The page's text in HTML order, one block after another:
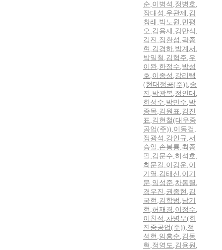
순,이병석 ,정병호,
장대성 ,우관제 ,김
창래 ,박노원 ,민평
오,김용재 ,강만식 ,
김진 ,장환섭 ,곽종
현 ,김경하,박계서 ,
박일철 ,김혁주,우
이완,한정수,박성
호,이종성 ,강리택
(현대정공(주)),송
진 ,박광복,정인대 ,
한성수,박만수,박
종목,김원표,김진
표,김현철(대우중
공업(주)),이동걸 ,
정광석 ,강인규,서
승일 ,손봉룡,최종
필 ,김문수,허석호,
최문길 ,이강운,이
기열 ,김태신 ,이기
문,임성준,차동렬 ,
경우진 ,권종현 ,김
국현 ,김학범 ,남기
현 ,허재경 ,이정수,
이찬석 ,차병우(한
진중공업(주)),정
성현 ,임흥순,김동
혁 ,정영도,김용원 ,